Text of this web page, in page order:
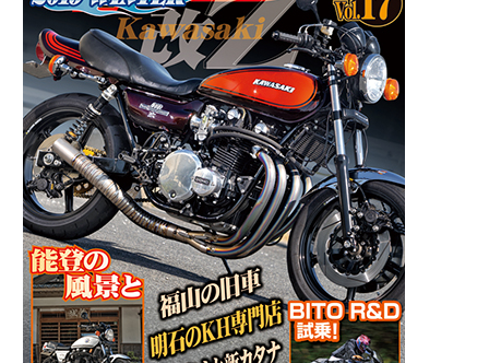
G
ー
ク
ス
バ
イ
ク
2019
年
冬
号
12/26
発
売